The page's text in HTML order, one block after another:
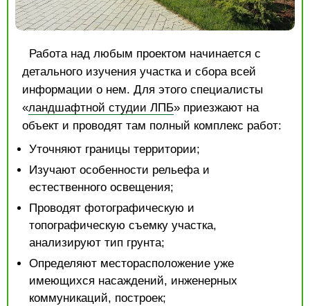
Работа над любым проектом начинается с
детального изучения участка и сбора всей
информации о нем. Для этого специалисты
«ландшафтной студии ЛПБ» приезжают на
объект и проводят там полный комплекс работ:
Уточняют границы территории;
Изучают особенности рельефа и
естественного освещения;
Проводят фотографическую и
топографическую съемку участка,
анализируют тип грунта;
Определяют месторасположение уже
имеющихся насаждений, инженерных
коммуникаций, построек;